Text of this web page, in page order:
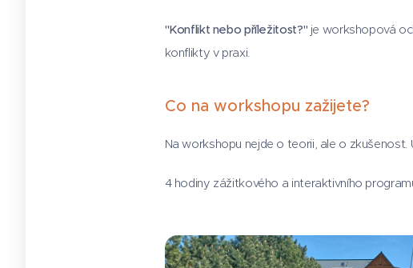
"Konflikt nebo příležitost?" je workshopová
konflikty v praxi.
Co na workshopu zažijete?
Na workshopu nejde o teorii, ale o
4 hodiny zážitkového a interaktivního